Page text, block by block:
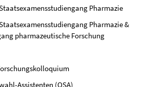
Pharmazie
Pharmazie &
pharmazeutische Forschung
Assistenten (OSA)